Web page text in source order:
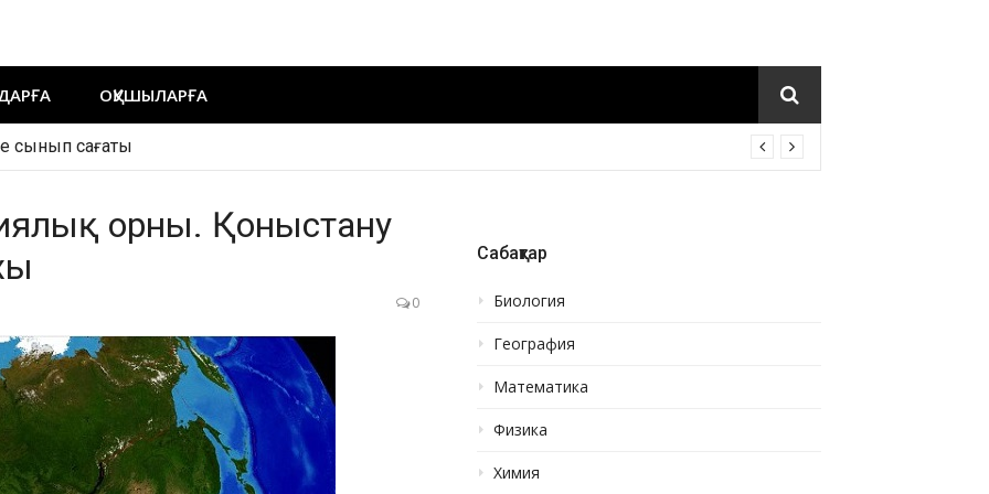
ОҚУШЫЛАРҒА
сценарий
орны. Қоныстану
0
Сабақтар
Биология
География
Математика
Физика
Химия